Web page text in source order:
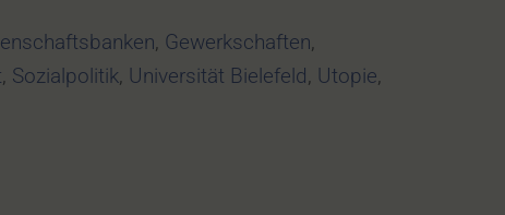
, Gewerkschaften,
, Sozialpolitik, Universität Bielefeld, Utopie,